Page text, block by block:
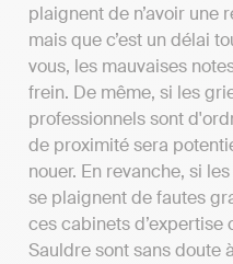
plaignent de n’avoir une
mais que c’est un délai
vous, les mauvaises
frein. De même, si les
professionnels sont
de proximité sera
nouer. En revanche, si
se plaignent de fautes
ces cabinets
Sauldre sont sans doute